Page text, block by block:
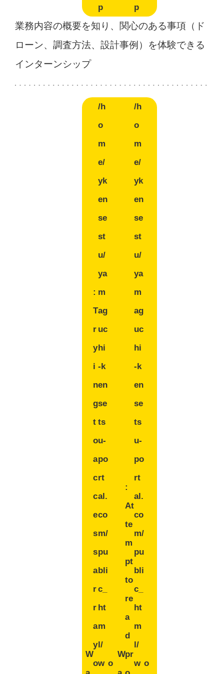
p
p
業務内容の概要を知り、関心のある事項（ド
ローン、調査方法、設計事例）を体験できる
インターンシップ
W
:
T
r
y
i
n
g
t
o
a
c
c
e
s
s
a
r
r
a
y
o
/h
o
m
e/
yk
en
se
st
u/
ya
m
ag
uc
hi
-k
en
se
ts
u-
po
rt
al.
co
m/
pu
bli
c_
ht
m
l/
w o
W
:
At
te
m
pt
to
re
a
d
pr
/h
o
m
e/
yk
en
se
st
u/
ya
m
ag
uc
hi
-k
en
se
ts
u-
po
rt
al.
co
m/
pu
bli
c_
ht
m
l/
w o